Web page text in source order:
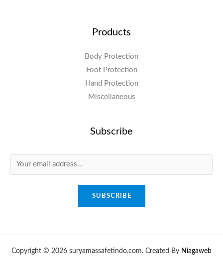
Products
Body Protection
Foot Protection
Hand Protection
Miscellaneous
Subscribe
SUBSCRIBE
Copyright © 2026 suryamassafetindo.com. Created By Niagaweb